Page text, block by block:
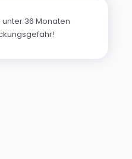
unter 36 Monaten